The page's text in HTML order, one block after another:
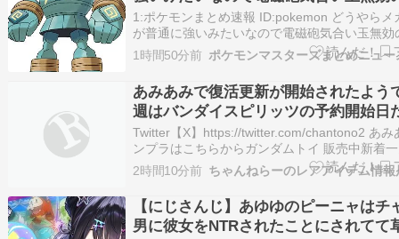
兵器をお出しする時が来たようだ
1:ポケモンまとめ速報 ID:pokemon どうやらメ
が普通に強いみたいなので電磁砲気合い玉無効
器をお出しする時が来たようださて…草結びど
な… 2:ポケモンまとめ速報 ID:pokemon 守る
やろうぜ楽しいぞ 3:ポケモンまとめ速報
1時間50分前 ポケモンマスターズまとめニュー
あみあみで復活更新が開始されたよう
週はバンダイスピリッツの予約開始日
ので復活ご注意を
Twitter【X】https://twitter.com/chantono2 あみ
ンプラはこちらからガンダムトイ 販売中新着
ジ あみあみ ガンダムトイ 新着一覧あみあみ
トイ おすすめ順一覧 ポケモンカードゲーム。
カードゲーム あみあみ新着一覧ペ…
2時間10分前 ちゃんねらーのレアアイテム情報
【にじさんじ】あゆゆのピーニャはチ
男に彼女をNTRされたことにされてて